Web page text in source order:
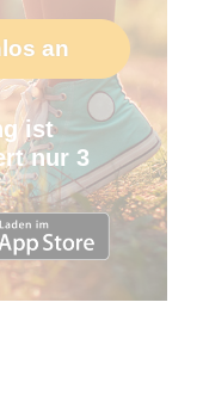
an
ist
nur 3